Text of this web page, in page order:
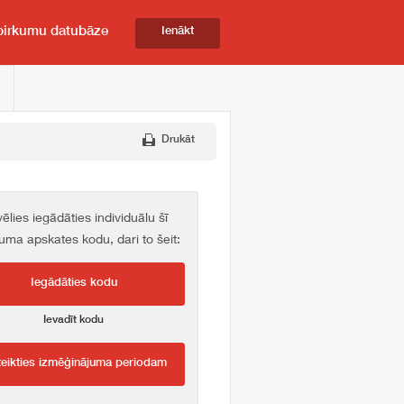
datubāze Ienākt
Drukāt
iegādāties individuālu šī
apskates kodu, dari to šeit:
Iegādāties kodu
Ievadīt kodu
izmēģinājuma periodam